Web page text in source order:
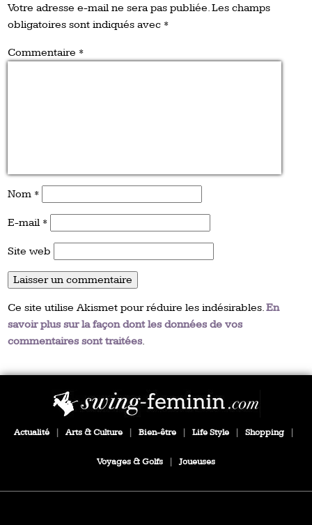
Votre adresse e-mail ne sera pas publiée.Les champs
obligatoires sont indiqués avec *
Commentaire *
Nom *
E-mail *
Site web
Ce site utilise Akismet pour réduire les indésirables.En
savoir plus sur la façon dont les données de vos
commentaires sont traitées.
Actualité | Arts & Culture | Bien-être | Life Style | Shopping |
Voyages & Golfs | Joueuses